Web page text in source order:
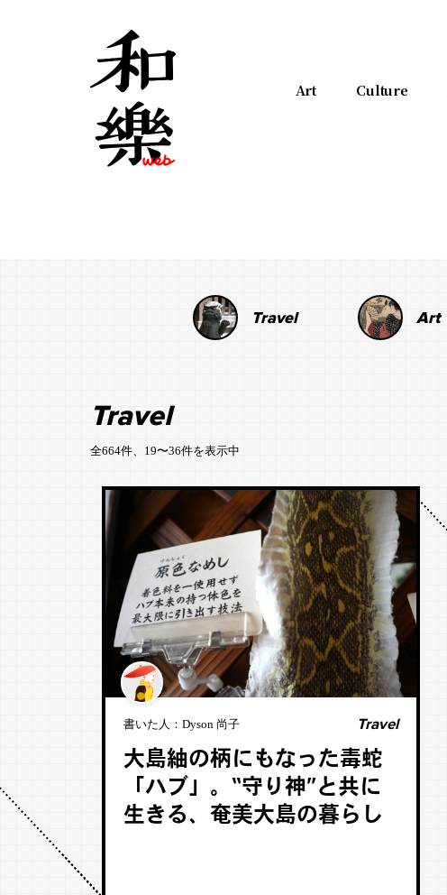
Art Culture
Travel Art
Travel
全664件、19〜36件を表示中
書いた人： Dyson 尚子 Travel
大島紬の柄にもなった毒蛇
「ハブ」。“守り神”と共に
生きる、奄美大島の暮らし